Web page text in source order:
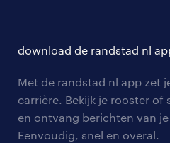
tarieven
personeel gezocht
aanmelden nieuwsbrief
solliciteren
blogs en artikelen
salarischecker
onze vestigingen
pers
download de randstad nl
Met de randstad nl app zet
carrière. Bekijk je rooster of
en ontvang berichten van
Eenvoudig, snel en overal.